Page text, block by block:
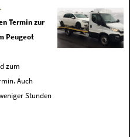
Termin zur
Peugeot
zum
Auch
Stunden